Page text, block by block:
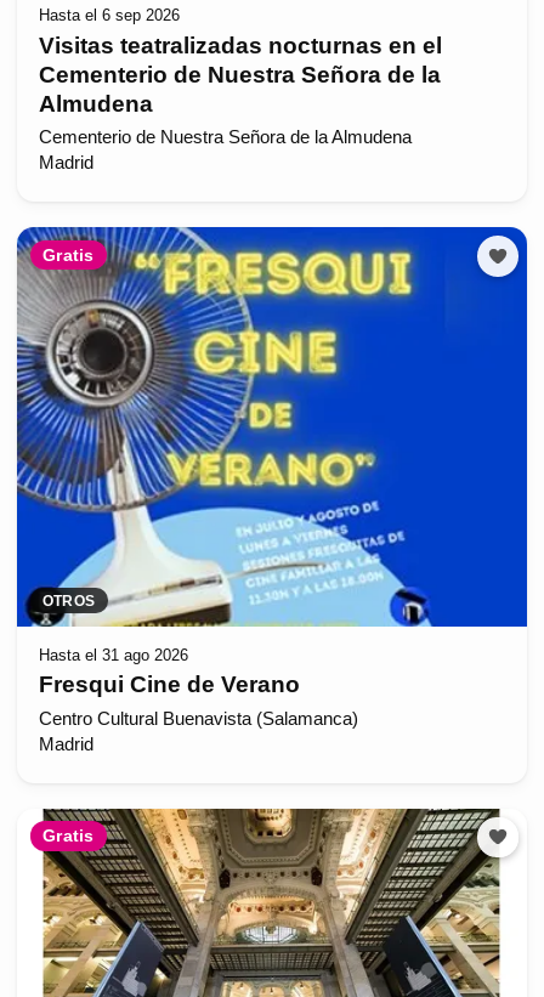
Hasta el 6 sep 2026
Visitas teatralizadas nocturnas en el
Cementerio de Nuestra Señora de la
Almudena
Cementerio de Nuestra Señora de la Almudena
Madrid
Gratis
OTROS
Hasta el 31 ago 2026
Fresqui Cine de Verano
Centro Cultural Buenavista (Salamanca)
Madrid
Gratis